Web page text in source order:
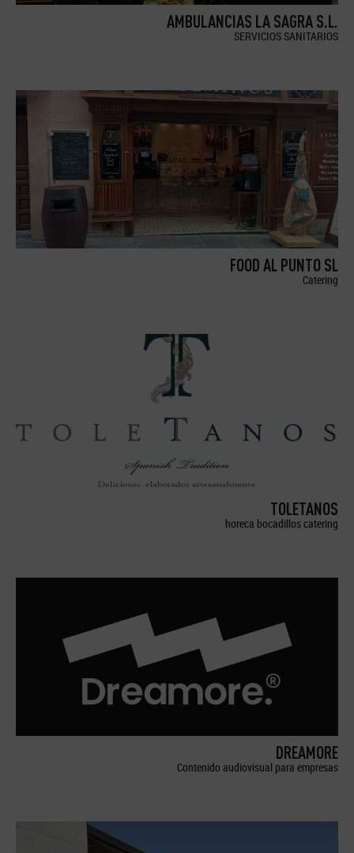
AMBULANCIAS LA SAGRA S.L.
SERVICIOS SANITARIOS
FOOD AL PUNTO SL
Catering
TOLETANOS
horeca bocadillos catering
DREAMORE
Contenido audiovisual para empresas